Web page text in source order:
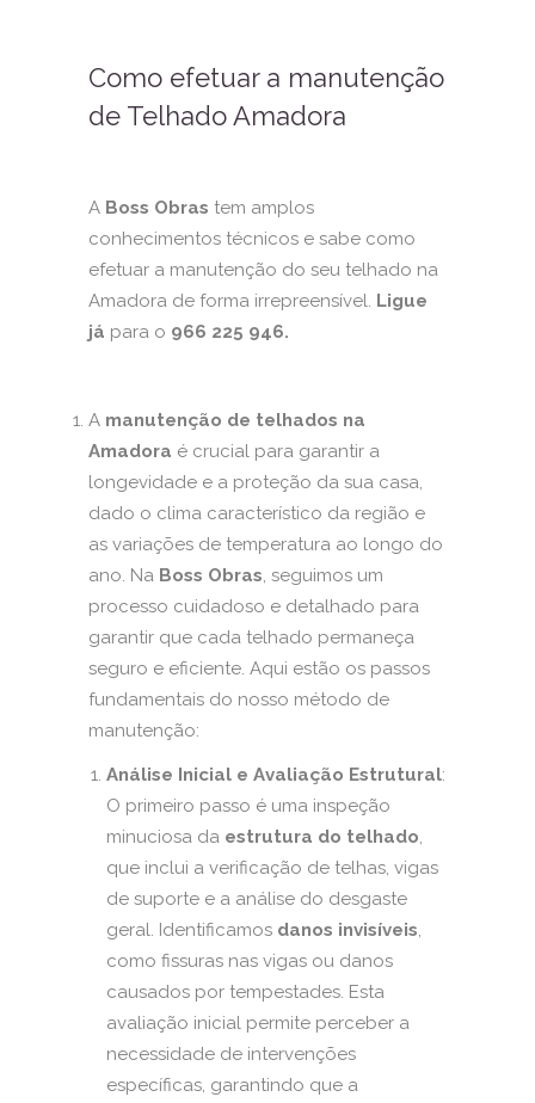
Como efetuar a manutenção
de Telhado Amadora
A Boss Obras tem amplos
conhecimentos técnicos e sabe como
efetuar a manutenção do seu telhado na
Amadora de forma irrepreensível. Ligue
já para o 966 225 946.
A manutenção de telhados na
Amadora é crucial para garantir a
longevidade e a proteção da sua casa,
dado o clima característico da região e
as variações de temperatura ao longo do
ano. Na Boss Obras, seguimos um
processo cuidadoso e detalhado para
garantir que cada telhado permaneça
seguro e eficiente. Aqui estão os passos
fundamentais do nosso método de
manutenção:
Análise Inicial e Avaliação Estrutural:
O primeiro passo é uma inspeção
minuciosa da estrutura do telhado,
que inclui a verificação de telhas, vigas
de suporte e a análise do desgaste
geral. Identificamos danos invisíveis,
como fissuras nas vigas ou danos
causados por tempestades. Esta
avaliação inicial permite perceber a
necessidade de intervenções
específicas, garantindo que a